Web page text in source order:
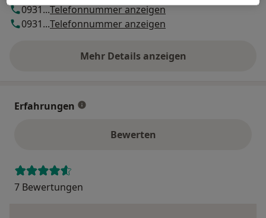
0931...Telefonnummer anzeigen
0931...Telefonnummer anzeigen
Mehr Details anzeigen
über die Adresse
Erfahrungen
Bewerten
7 Bewertungen